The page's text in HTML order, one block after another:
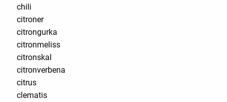
chili
citroner
citrongurka
citronmeliss
citronskal
citronverbena
citrus
clematis